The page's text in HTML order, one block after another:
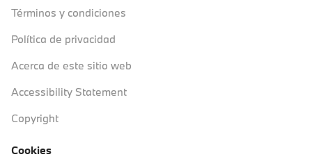
Términos y condiciones
Política de privacidad
Acerca de este sitio web
Accessibility Statement
Copyright
Cookies